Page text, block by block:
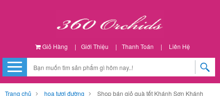
Giỏ Hàng | Giới Thiệu | Thanh Toán | Liên Hệ
Trang chủ hoa tươi đường
Shop bán giỏ quà tết Khánh Sơn Khánh